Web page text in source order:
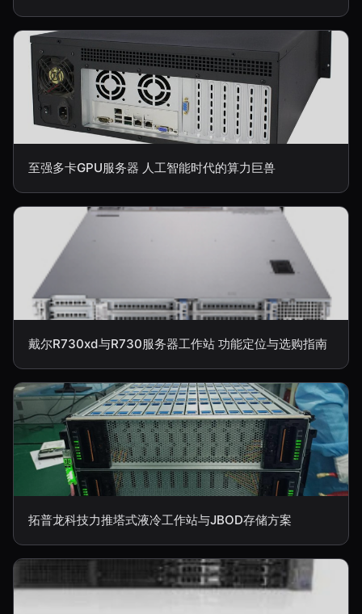
至强多卡GPU服务器 人工智能时代的算力巨兽
戴尔R730xd与R730服务器工作站 功能定位与选购指南
拓普龙科技力推塔式液冷工作站与JBOD存储方案